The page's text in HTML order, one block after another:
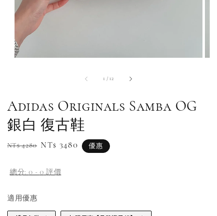
1 / 12
Adidas Originals Samba OG
銀白 復古鞋
Regular
NT$ 4280 Sale
NT$ 3480 優惠
總分:0 - 0 評價
適用優惠